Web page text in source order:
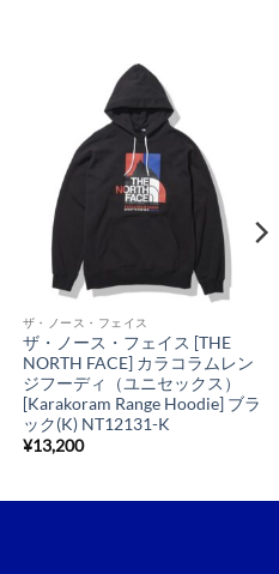
ザ・ノース・フェイス
ザ・ノース・フェイス [THE
NORTH FACE] カラコラムレン
ジフーディ（ユニセックス）
[Karakoram Range Hoodie] ブラ
ック(K) NT12131-K
¥13,200